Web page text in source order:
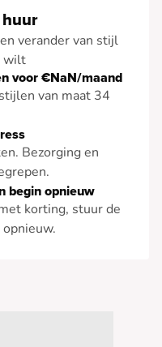
huur
verander van stijl
wilt
voor €NaN/maand
van maat 34
Bezorging en
begin opnieuw
korting, stuur de